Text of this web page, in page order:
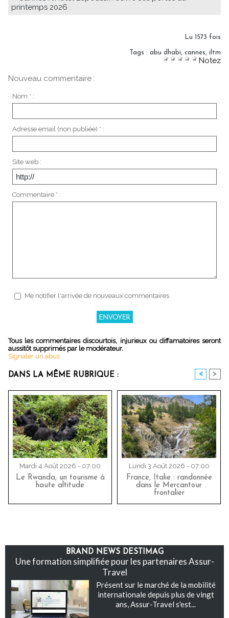
printemps 2026
Lu 1573 fois
Tags : abu dhabi cannes iltm
Notez
Nouveau commentaire :
Nom * :
Adresse email (non publiée) * :
Site web :
Commentaire * :
Me notifier l'arrivée de nouveaux commentaires
Tous les commentaires discourtois, injurieux ou diffamatoires seront
aussitôt supprimés par le modérateur.
Signaler un abus
DANS LA MÊME RUBRIQUE : < >
Mardi 4 Août 2026 - 07:00
Le Rwanda, un tourisme à
haute altitude
Lundi 3 Août 2026 - 07:00
France, Italie : randonnée
dans le Mercantour
frontalier
BRAND NEWS DESTIMAG
Une formation simplifiée pour les partenaires Assur-
Travel
Présent sur le marché de la mobilité
internationale depuis plus de vingt
ans, Assur-Travel s'est...